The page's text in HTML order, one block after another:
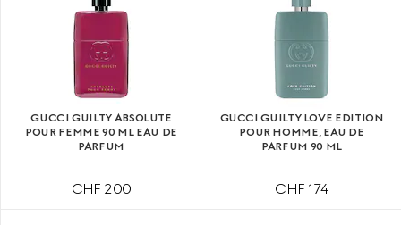
GUCCI GUILTY ABSOLUTE
POUR FEMME 90 ML EAU DE
PARFUM
CHF 200
GUCCI GUILTY LOVE EDITION
POUR HOMME, EAU DE
PARFUM 90 ML
CHF 174